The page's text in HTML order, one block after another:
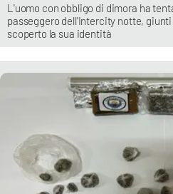
L'uomo con obbligo di dimora ha
passeggero dell'Intercity notte,
scoperto la sua identità